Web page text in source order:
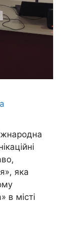
яка
в місті